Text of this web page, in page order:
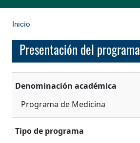
Inicio
Presentación del programa
Denominación académica
Programa de Medicina
Tipo de programa